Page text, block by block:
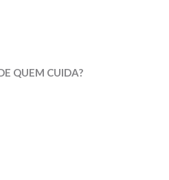
QUEM CUIDA?